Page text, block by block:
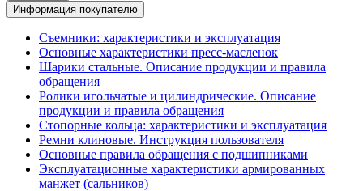
Информация покупателю
Съемники: характеристики и эксплуатация
Основные характеристики пресс‑масленок
Шарики стальные. Описание продукции и правила
обращения
Ролики игольчатые и цилиндрические. Описание
продукции и правила обращения
Стопорные кольца: характеристики и эксплуатация
Ремни клиновые. Инструкция пользователя
Основные правила обращения с подшипниками
Эксплуатационные характеристики армированных
манжет (сальников)